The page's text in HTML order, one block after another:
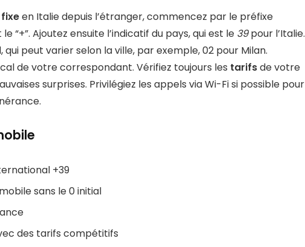
en Italie depuis l’étranger, commencez par le préfixe
“+”. Ajoutez ensuite l’indicatif du pays, qui est le 39pour l’Italie.
qui peut varier selon la ville, par exemple, 02 pour Milan.
de votre correspondant. Vérifiez toujours les tarifsde votre
surprises. Privilégiez les appels via Wi-Fi si possible pour
+39
sans le 0 initial
des tarifs compétitifs